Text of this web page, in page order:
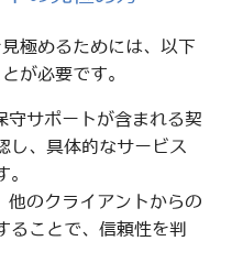
極めるためには、以下
が必要です。
守サポートが含まれる契
し、具体的なサービス
。
他のクライアントからの
ることで、信頼性を判